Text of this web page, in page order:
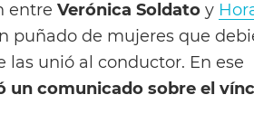
entre Verónica Soldato y
puñado de mujeres que
las unió al conductor. En ese
un comunicado sobre el